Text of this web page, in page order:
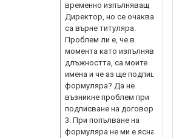
временно изпълняващ
Директор, но се очаква да
са върне титуляра.
Проблем ли е, че в
момента като изпълняващ
длъжността, са моите
имена и че аз ще подпиша
формуляра? Да не
възникне проблем при
подписване на договора?
3. При попълване на
формуляра не ми е ясна